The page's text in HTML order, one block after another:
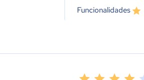
Funcionalidades